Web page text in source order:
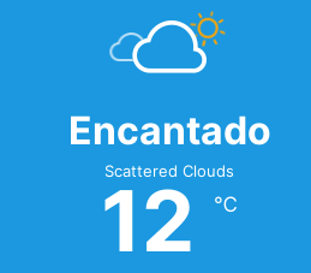
Encantado
Scattered Clouds
12 ℃